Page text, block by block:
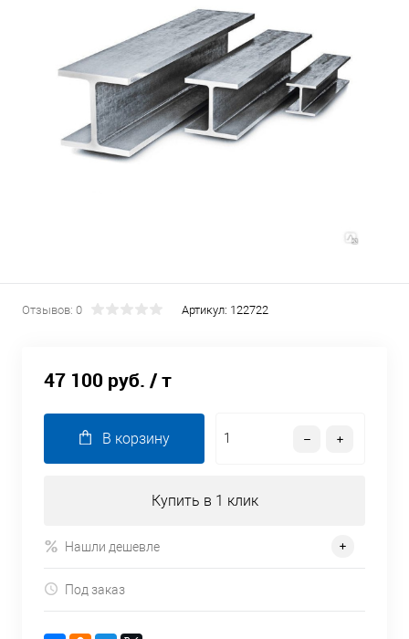
Отзывов: 0 Артикул: 122722
47 100 руб. / т
В корзину
Купить в 1 клик
Нашли дешевле
Под заказ